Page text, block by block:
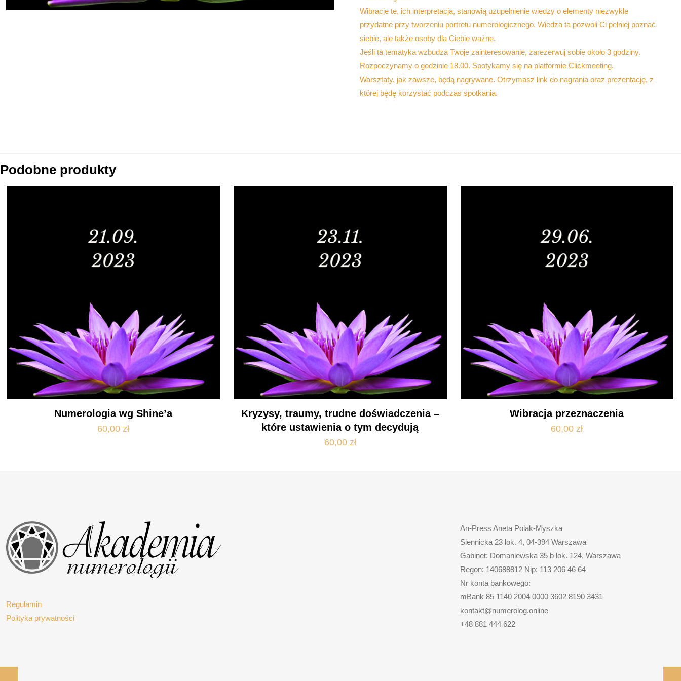
Wibracje te, ich interpretacja, stanowią uzupełnienie wiedzy o elementy niezwykle
przydatne przy tworzeniu portretu numerologicznego. Wiedza ta pozwoli Ci pełniej poznać
siebie, ale także osoby dla Ciebie ważne.
Jeśli ta tematyka wzbudza Twoje zainteresowanie, zarezerwuj sobie około 3 godziny.
Rozpoczynamy o godzinie 18.00. Spotykamy się na platformie Clickmeeting.
Warsztaty, jak zawsze, będą nagrywane. Otrzymasz link do nagrania oraz prezentację, z
której będę korzystać podczas spotkania.
Podobne produkty
Numerologia wg Shine’a
60,00 zł
Kryzysy, traumy, trudne doświadczenia –
które ustawienia o tym decydują
60,00 zł
Wibracja przeznaczenia
60,00 zł
Regulamin
Polityka prywatności
An-Press Aneta Polak-Myszka
Siennicka 23 lok. 4, 04-394 Warszawa
Gabinet: Domaniewska 35 b lok. 124, Warszawa
Regon: 140688812 Nip: 113 206 46 64
Nr konta bankowego:
mBank 85 1140 2004 0000 3602 8190 3431
kontakt@numerolog.online
+48 881 444 622